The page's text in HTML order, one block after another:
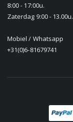
8:00 - 17:00u.
Zaterdag 9:00 - 13.00u.
Mobiel / Whatsapp
+31(0)6-81679741